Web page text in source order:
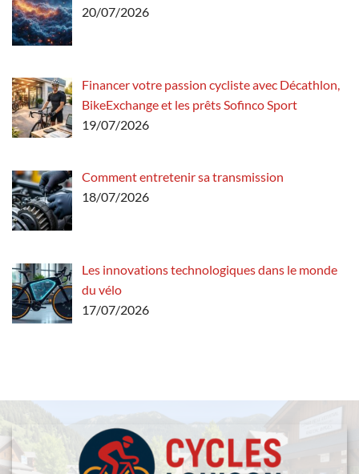
20/07/2026
Financer votre passion cycliste avec Décathlon,
BikeExchange et les prêts Sofinco Sport
19/07/2026
Comment entretenir sa transmission
18/07/2026
Les innovations technologiques dans le monde
du vélo
17/07/2026